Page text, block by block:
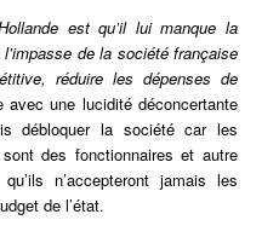
est qu’il lui manque la
de la société française
réduire les dépenses de
avec une lucidité déconcertante
débloquer la société car les
des fonctionnaires et autre
n’accepteront jamais les
de l’état.